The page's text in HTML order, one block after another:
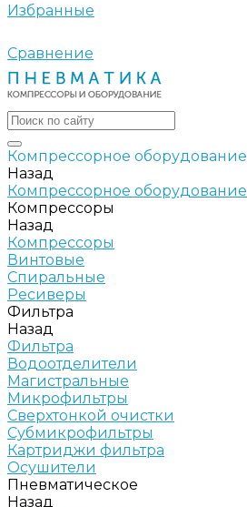
Избранные
Сравнение
Компрессорное оборудование
Назад
Компрессорное оборудование
Компрессоры
Назад
Компрессоры
Винтовые
Спиральные
Ресиверы
Фильтра
Назад
Фильтра
Водоотделители
Магистральные
Микрофильтры
Сверхтонкой очистки
Субмикрофильтры
Картриджи фильтра
Осушители
Пневматическое
Назад